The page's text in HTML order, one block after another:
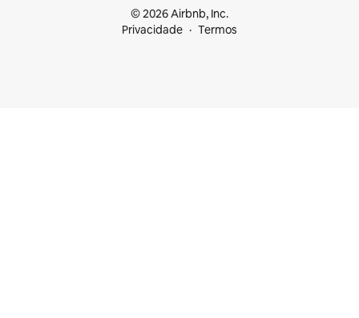
© 2026 Airbnb, Inc.
Privacidade
Termos